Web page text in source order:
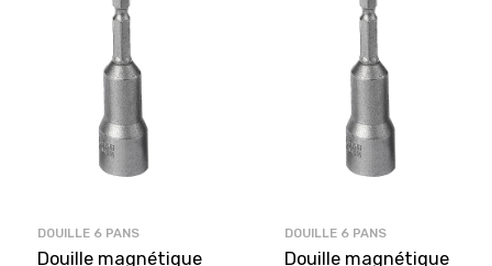
DOUILLE 6 PANS
Douille magnétique
DOUILLE 6 PANS
Douille magnétique